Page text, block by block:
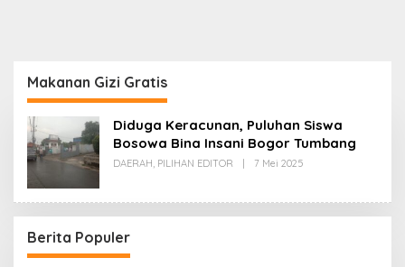
Makanan Gizi Gratis
Diduga Keracunan, Puluhan Siswa
Bosowa Bina Insani Bogor Tumbang
DAERAH, PILIHAN EDITOR 7 Mei 2025
Berita Populer